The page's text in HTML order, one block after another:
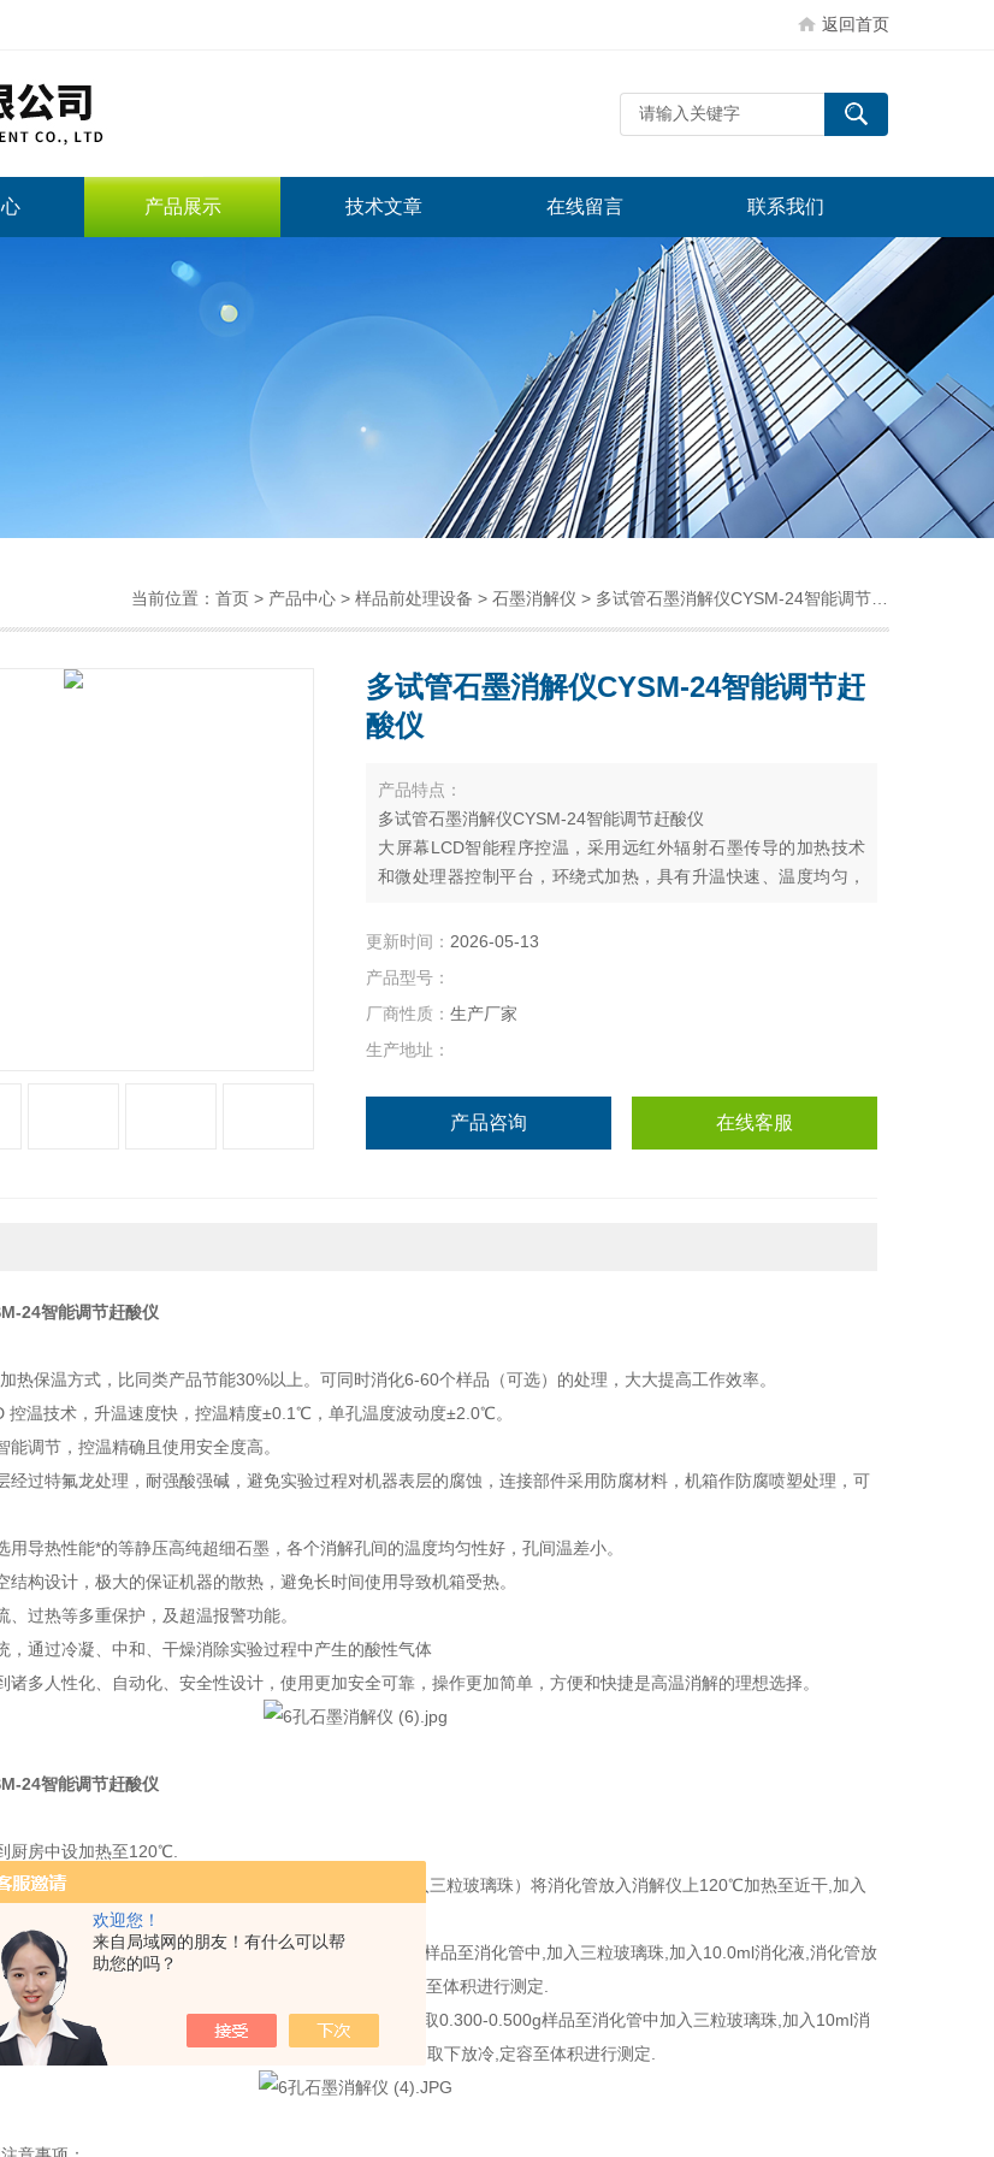
欢迎您！
来自局域网的朋友！有什么可以帮
助您的吗？
返回首页
产品展示 技术文章 在线留言 联系我们
当前位置： 首页 > 产品中心 > 样品前处理设备 > 石墨消解仪 > 多试管石墨消解仪CYSM-24智能调节赶酸仪
多试管石墨消解仪CYSM-24智能调节赶
酸仪
产品特点：
多试管石墨消解仪CYSM-24智能调节赶酸仪
大屏幕LCD智能程序控温，采用远红外辐射石墨传导的加热技术
和微处理器控制平台，环绕式加热，具有升温快速、温度均匀，
更新时间： 2026-05-13
产品型号：
厂商性质： 生产厂家
生产地址：
产品咨询 在线客服
24智能调节赶酸仪
热保温方式，比同类产品节能30%以上。 可同时消化6-60个样品（可选） 的处理，大大提高工作效率。
控温技术，升温速度快 ，控温精度±0.1℃，单孔温度波动度±2.0℃。
能调节，控温精确且使用安全度高。
经过特氟龙处理，耐强酸强碱，避免实验过程对机器表层的腐蚀 ，连接部件采用防腐材料，机箱作防腐喷塑处理，可
用导热性能*的等静压高纯超细石墨，各个消解孔间的温度均匀性好，孔间温差小。
结构设计，极大的保证机器的散热，避免长时间使用导致机箱受热。
、过热等多重保护，及超温报警功能。
，通过冷凝、中和、干燥消除实验过程中产生的酸性气体
诸多人性化、自动化、安全性设计，使用更加安全可靠，操作更加简单，方便和快捷是高温消解的理想选择。
24智能调节赶酸仪
厨房中设加热至120℃.
,纯净水,天然水等）吸取1-10.0ml（样品至消化管中,加入三粒玻璃珠）将消化管放入消解仪上120℃加热至近干,加入
消解至近干,取下放冷,定容体积进行测定）.
酒,饮料,水果糖,冲剂,面食品,粥类等）称取0.500-1.000g样品至消化管中,加入三粒玻璃珠,加入10.0ml消化液,消化管放
1-3h）至消化液澄清后,240℃恒温消解至,取下至冷,定容至体积进行测定.
物的食品（如肉食品,香肠,豆油,奶粉,奶糖,巧克力等）称取0.300-0.500g样品至消化管中加入三粒玻璃珠,加入10ml消
仪上160℃消化3h,如果溶液已澄清240℃恒温消解至近干,取下放冷,定容至体积进行测定.